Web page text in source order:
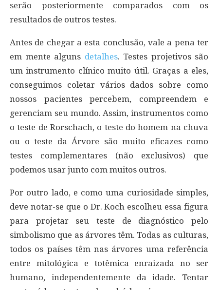
serão posteriormente comparados com os
resultados de outros testes.
Antes de chegar a esta conclusão, vale a pena ter
em mente alguns detalhes. Testes projetivos são
um instrumento clínico muito útil. Graças a eles,
conseguimos coletar vários dados sobre como
nossos pacientes percebem, compreendem e
gerenciam seu mundo. Assim, instrumentos como
o teste de Rorschach, o teste do homem na chuva
ou o teste da Árvore são muito eficazes como
testes complementares (não exclusivos) que
podemos usar junto com muitos outros.
Por outro lado, e como uma curiosidade simples,
deve notar-se que o Dr. Koch escolheu essa figura
para projetar seu teste de diagnóstico pelo
simbolismo que as árvores têm. Todas as culturas,
todos os países têm nas árvores uma referência
entre mitológica e totêmica enraizada no ser
humano, independentemente da idade. Tentar